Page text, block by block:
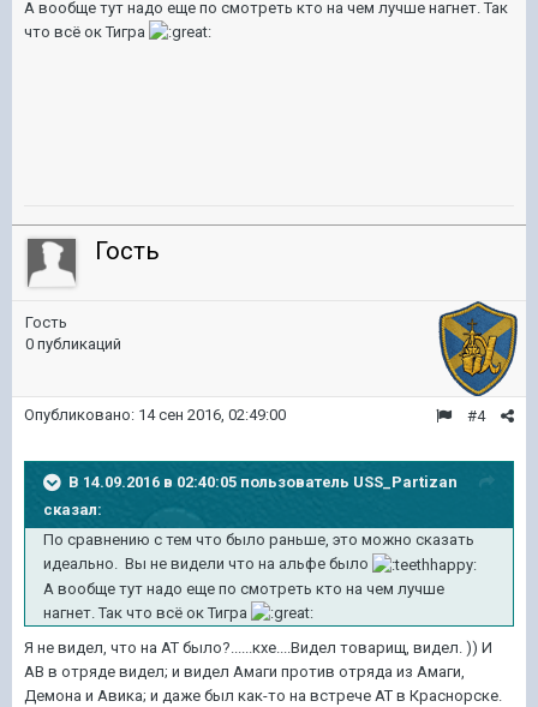
А вообще тут надо еще по смотреть кто на чем лучше нагнет. Так
что всё ок Тигра
Гость
Гость
0 публикаций
#4
Опубликовано: 14 сен 2016, 02:49:00
В 14.09.2016 в 02:40:05 пользователь USS_Partizan
сказал:
По сравнению с тем что было раньше, это можно сказать
идеально. Вы не видели что на альфе было
А вообще тут надо еще по смотреть кто на чем лучше
нагнет. Так что всё ок Тигра
Я не видел, что на АТ было?......кхе....Видел товарищ, видел. )) И
АВ в отряде видел; и видел Амаги против отряда из Амаги,
Демона и Авика; и даже был как-то на встрече АТ в Краснорске.